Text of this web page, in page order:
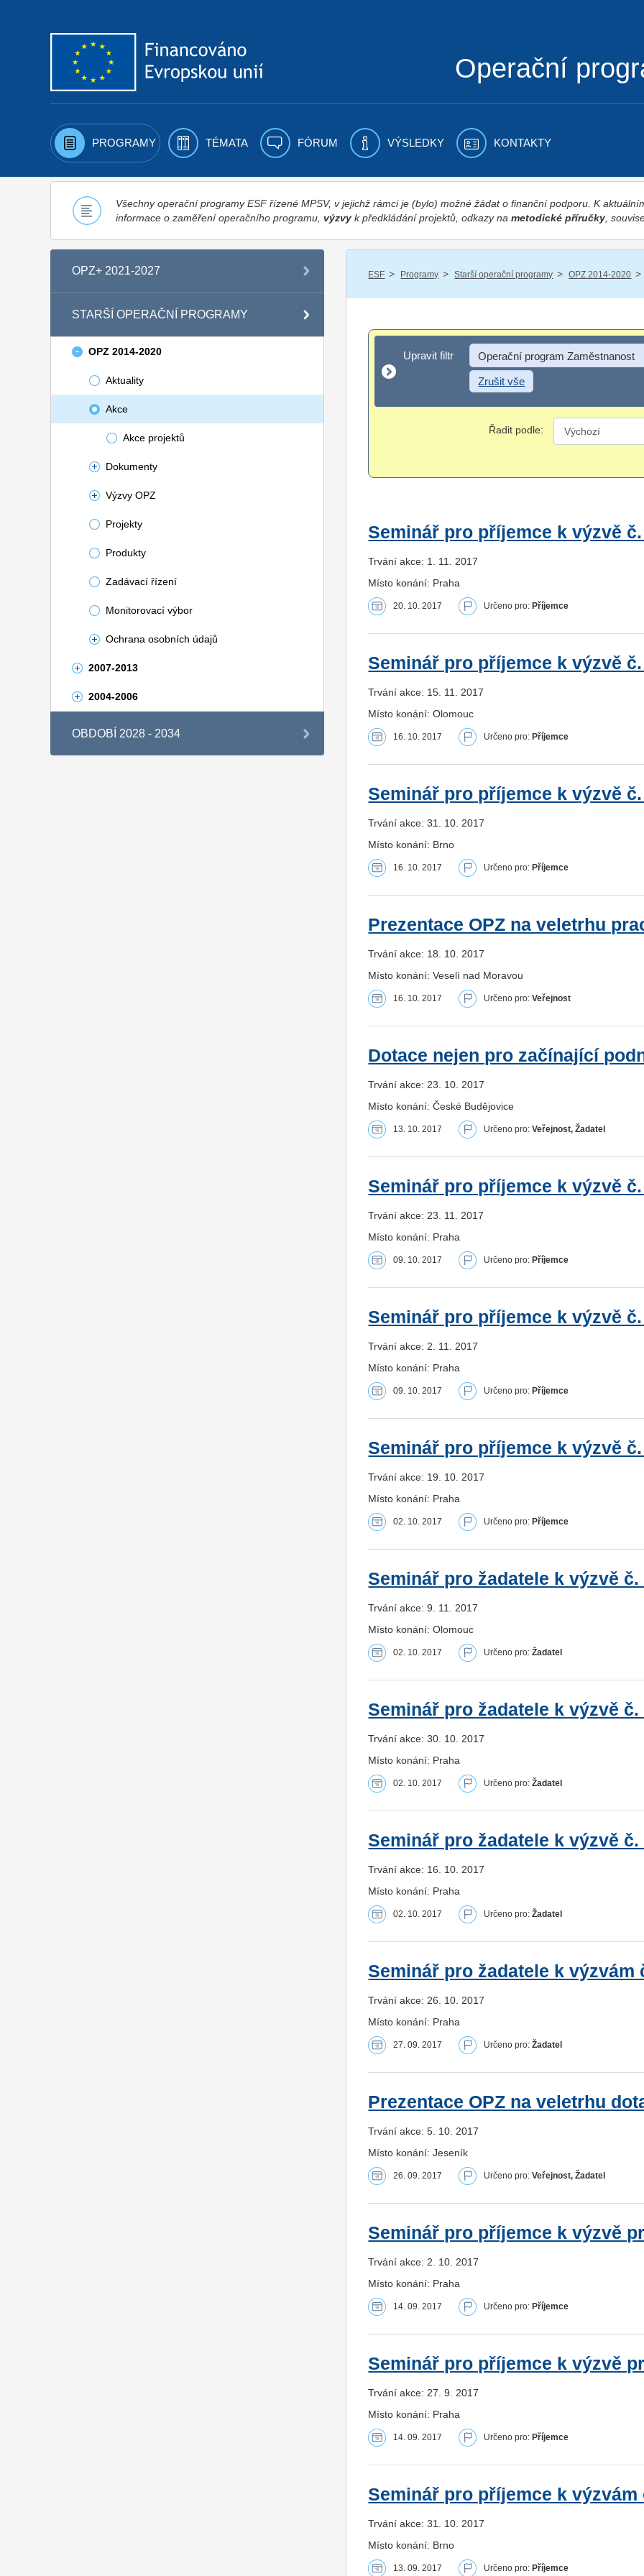
Operační
PROGRAMY TÉMATA FÓRUM VÝSLEDKY KONTAKTY
Všechny operační programy ESF řízené MPSV, v jejichž rámci je (bylo) možné žádat o finanční podporu. K
informace o zaměření operačního programu, výzvyk předkládání projektů, odkazy na metodické příručky,
OPZ+ 2021-2027
STARŠÍ OPERAČNÍ PROGRAMY
OPZ 2014-2020
Aktuality
Akce
Akce projektů
Dokumenty
Výzvy OPZ
Projekty
Produkty
Zadávací řízení
Monitorovací výbor
Ochrana osobních údajů
2007-2013
2004-2006
OBDOBÍ 2028 - 2034
ESF / Programy / Starší operační programy / OPZ 2014-2020 /
Upravit filtr
Upravit filtr Operační program Zaměstnanost
Zrušit vše
Řadit podle:
Seminář pro příjemce k výzvě č.
Trvání akce: 1. 11. 2017
Místo konání: Praha
20. 10. 2017 Určeno pro:Příjemce
Seminář pro příjemce k výzvě č.
Trvání akce: 15. 11. 2017
Místo konání: Olomouc
16. 10. 2017 Určeno pro:Příjemce
Seminář pro příjemce k výzvě č.
Trvání akce: 31. 10. 2017
Místo konání: Brno
16. 10. 2017 Určeno pro:Příjemce
Prezentace OPZ na veletrhu
Trvání akce: 18. 10. 2017
Místo konání: Veselí nad Moravou
16. 10. 2017 Určeno pro:Veřejnost
Dotace nejen pro začínající
Trvání akce: 23. 10. 2017
Místo konání: České Budějovice
13. 10. 2017 Určeno pro:Veřejnost, Žadatel
Seminář pro příjemce k výzvě č.
Trvání akce: 23. 11. 2017
Místo konání: Praha
09. 10. 2017 Určeno pro:Příjemce
Seminář pro příjemce k výzvě č.
Trvání akce: 2. 11. 2017
Místo konání: Praha
09. 10. 2017 Určeno pro:Příjemce
Seminář pro příjemce k výzvě č.
Trvání akce: 19. 10. 2017
Místo konání: Praha
02. 10. 2017 Určeno pro:Příjemce
Seminář pro žadatele k výzvě č.
Trvání akce: 9. 11. 2017
Místo konání: Olomouc
02. 10. 2017 Určeno pro:Žadatel
Seminář pro žadatele k výzvě č.
Trvání akce: 30. 10. 2017
Místo konání: Praha
02. 10. 2017 Určeno pro:Žadatel
Seminář pro žadatele k výzvě č.
Trvání akce: 16. 10. 2017
Místo konání: Praha
02. 10. 2017 Určeno pro:Žadatel
Seminář pro žadatele k výzvám
Trvání akce: 26. 10. 2017
Místo konání: Praha
27. 09. 2017 Určeno pro:Žadatel
Prezentace OPZ na veletrhu
Trvání akce: 5. 10. 2017
Místo konání: Jeseník
26. 09. 2017 Určeno pro:Veřejnost, Žadatel
Seminář pro příjemce k výzvě
Trvání akce: 2. 10. 2017
Místo konání: Praha
14. 09. 2017 Určeno pro:Příjemce
Seminář pro příjemce k výzvě
Trvání akce: 27. 9. 2017
Místo konání: Praha
14. 09. 2017 Určeno pro:Příjemce
Seminář pro příjemce k výzvám
Trvání akce: 31. 10. 2017
Místo konání: Brno
13. 09. 2017 Určeno pro:Příjemce